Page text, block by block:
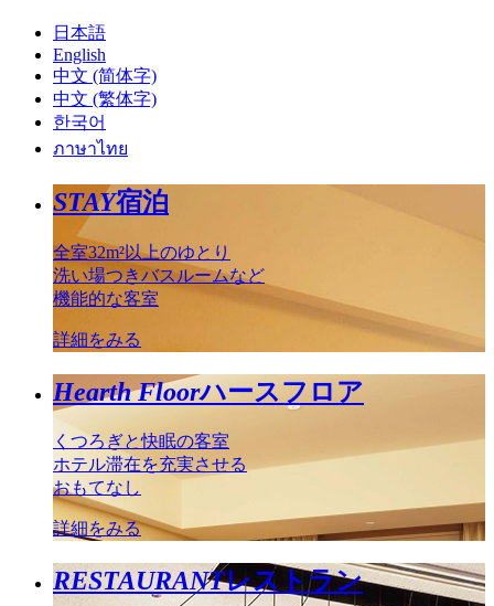
日本語
English
中文 (简体字)
中文 (繁体字)
한국어
ภาษาไทย
STAY宿泊
全室32m²以上のゆとり
洗い場つきバスルームなど
機能的な客室
詳細をみる
Hearth Floorハースフロア
くつろぎと快眠の客室
ホテル滞在を充実させる
おもてなし
詳細をみる
RESTAURANTレストラン